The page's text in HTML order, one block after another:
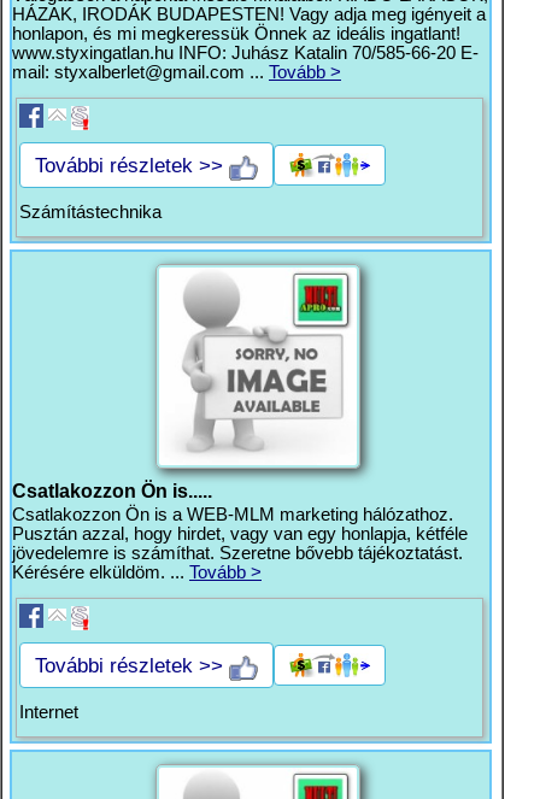
HÁZAK, IRODÁK BUDAPESTEN! Vagy adja meg igényeit a
honlapon, és mi megkeressük Önnek az ideális ingatlant!
www.styxingatlan.hu INFO: Juhász Katalin 70/585-66-20 E-
mail: styxalberlet@gmail.com ... Tovább >
További részletek >>
Számítástechnika
Csatlakozzon Ön is.....
Csatlakozzon Ön is a WEB-MLM marketing hálózathoz.
Pusztán azzal, hogy hirdet, vagy van egy honlapja, kétféle
jövedelemre is számíthat. Szeretne bővebb tájékoztatást.
Kérésére elküldöm. ... Tovább >
További részletek >>
Internet